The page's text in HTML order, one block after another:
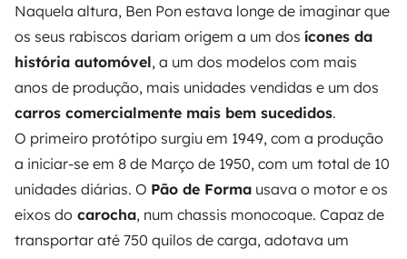
Naquela altura, Ben Pon estava longe de imaginar que
os seus rabiscos dariam origem a um dos ícones da
história automóvel, a um dos modelos com mais
anos de produção, mais unidades vendidas e um dos
carros comercialmente mais bem sucedidos.
O primeiro protótipo surgiu em 1949, com a produção
a iniciar-se em 8 de Março de 1950, com um total de 10
unidades diárias. O Pão de Forma usava o motor e os
eixos do carocha, num chassis monocoque. Capaz de
transportar até 750 quilos de carga, adotava um